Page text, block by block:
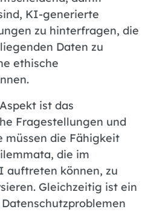
KI-generierte
zu hinterfragen, die
Daten zu
ethische
ist das
Fragestellungen und
müssen die Fähigkeit
die im
auftreten können, zu
Gleichzeitig ist ein